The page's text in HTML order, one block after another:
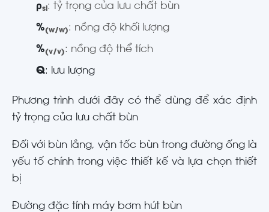
ρsl : tỷ trọng của lưu chất bùn
%(w/w): nồng độ khối lượng
%(v/v): nồng độ thể tích
Q: lưu lượng
Phương trình dưới đây có thể dùng để xác định
tỷ trọng của lưu chất bùn
Đối với bùn lắng, vận tốc bùn trong đường ống là
yếu tố chính trong việc thiết kế và lựa chọn thiết
bị
Đường đặc tính máy bơm hút bùn